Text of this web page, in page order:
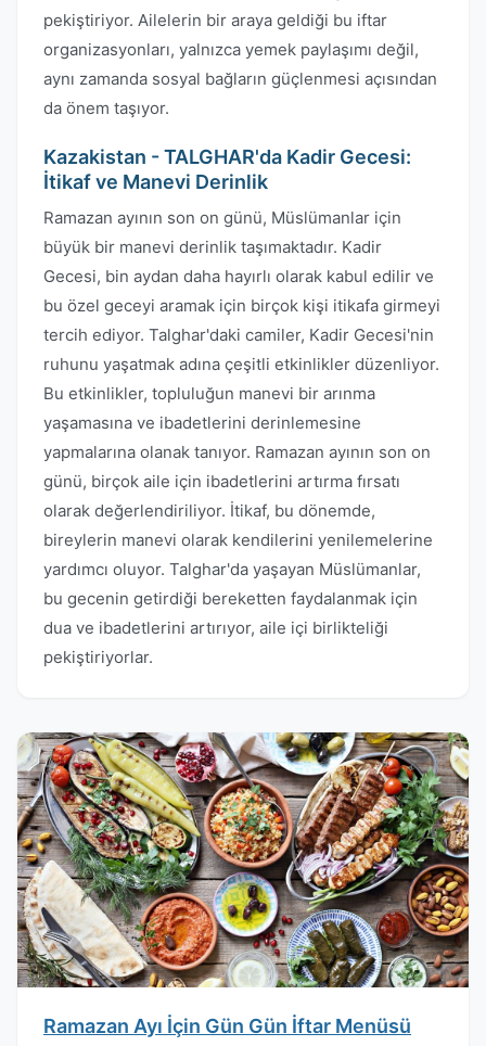
pekiştiriyor. Ailelerin bir araya geldiği bu iftar
organizasyonları, yalnızca yemek paylaşımı değil,
aynı zamanda sosyal bağların güçlenmesi açısından
da önem taşıyor.
Kazakistan - TALGHAR'da Kadir Gecesi:
İtikaf ve Manevi Derinlik
Ramazan ayının son on günü, Müslümanlar için
büyük bir manevi derinlik taşımaktadır. Kadir
Gecesi, bin aydan daha hayırlı olarak kabul edilir ve
bu özel geceyi aramak için birçok kişi itikafa girmeyi
tercih ediyor. Talghar'daki camiler, Kadir Gecesi'nin
ruhunu yaşatmak adına çeşitli etkinlikler düzenliyor.
Bu etkinlikler, topluluğun manevi bir arınma
yaşamasına ve ibadetlerini derinlemesine
yapmalarına olanak tanıyor. Ramazan ayının son on
günü, birçok aile için ibadetlerini artırma fırsatı
olarak değerlendiriliyor. İtikaf, bu dönemde,
bireylerin manevi olarak kendilerini yenilemelerine
yardımcı oluyor. Talghar'da yaşayan Müslümanlar,
bu gecenin getirdiği bereketten faydalanmak için
dua ve ibadetlerini artırıyor, aile içi birlikteliği
pekiştiriyorlar.
Ramazan Ayı İçin Gün Gün İftar Menüsü